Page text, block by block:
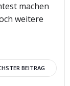
machen
weitere
BEITRAG